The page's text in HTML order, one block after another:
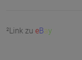
²Link zueBay